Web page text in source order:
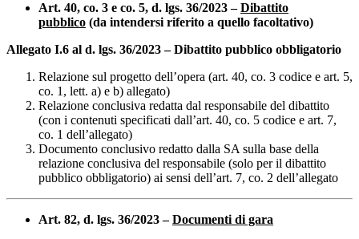
Art. 40, co. 3 e co. 5, d. lgs. 36/2023 –Dibattito
pubblico (da intendersi riferito a quello facoltativo)
Allegato I.6 al d. lgs. 36/2023 – Dibattito pubblico obbligatorio
Relazione sul progetto dell’opera (art. 40, co. 3 codice e art. 5,
co. 1, lett. a) e b) allegato)
Relazione conclusiva redatta dal responsabile del dibattito
(con i contenuti specificati dall’art. 40, co. 5 codice e art. 7,
co. 1 dell’allegato)
Documento conclusivo redatto dalla SA sulla base della
relazione conclusiva del responsabile (solo per il dibattito
pubblico obbligatorio) ai sensi dell’art. 7, co. 2 dell’allegato
Art. 82, d. lgs. 36/2023 –Documenti di gara